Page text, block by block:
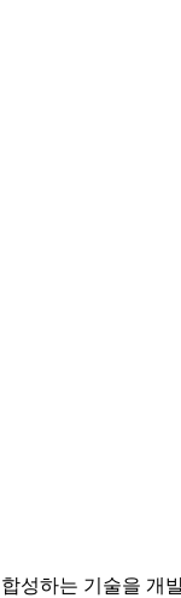
성하는 기술을 개